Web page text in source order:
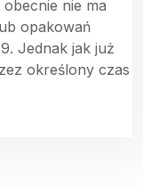
obecnie nie ma
opakowań
Jednak jak już
określony czas